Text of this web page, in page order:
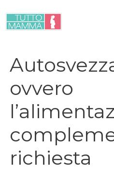
contenuto
ovvero
richiesta